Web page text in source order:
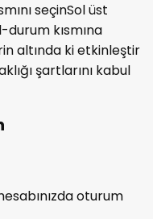
seçinSol üst
kısmına
altında ki etkinleştir
şartlarını kabul
oturum